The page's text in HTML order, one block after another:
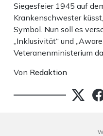
Siegesfeier 1945 auf
Krankenschwester
Symbol. Nun soll es
„Inklusivität“ und
Veteranenministerium
Von Redaktion